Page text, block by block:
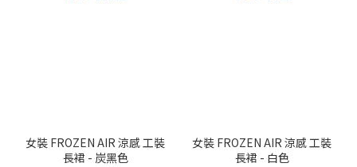
女裝 FROZEN AIR 涼感 工裝
長裙 - 炭黑色
女裝 FROZEN AIR 涼感 工裝
長裙 - 白色